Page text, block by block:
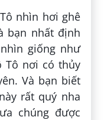
nhìn hơi ghê
bạn nhất định
giống như
Tô nơi có thủy
Và bạn biết
rất quý nha
chúng được